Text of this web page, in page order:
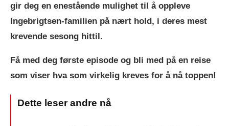
gir deg en enestående mulighet til å oppleve
Ingebrigtsen-familien på nært hold, i deres mest
krevende sesong hittil.
Få med deg første episode og bli med på en reise
som viser hva som virkelig kreves for å nå toppen!